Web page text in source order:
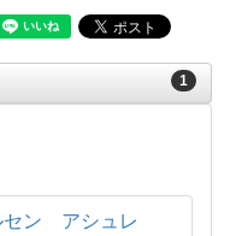
1
セン アシュレ